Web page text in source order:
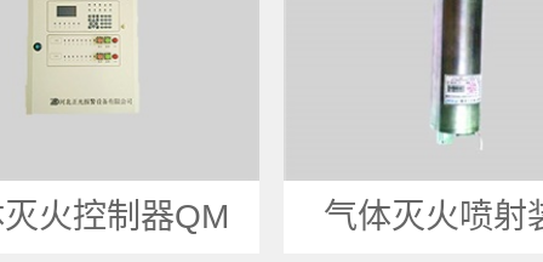
火控制器QM 气体灭火喷射